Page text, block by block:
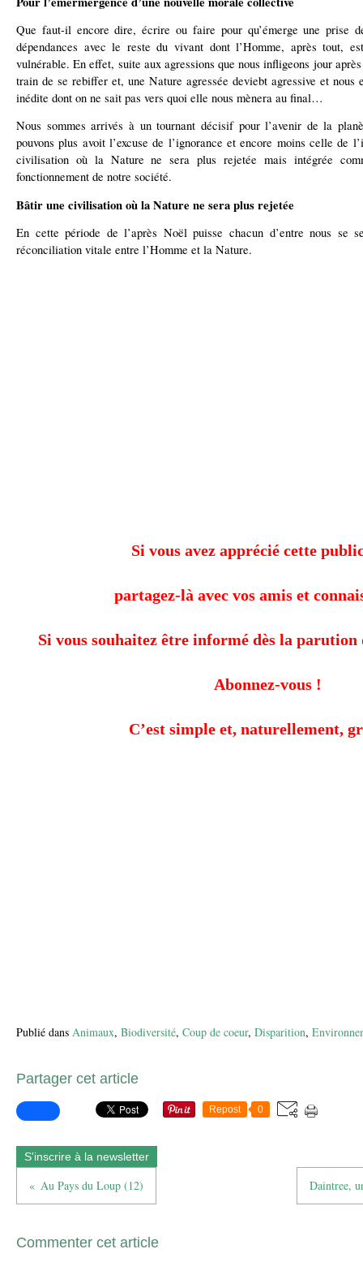
Que faut-il encore dire, écrire ou faire pour qu’émerge une prise
dépendances avec le reste du vivant dont l’Homme, après tout,
vulnérable. En effet, suite aux agressions que nous infligeons jour
train de se rebiffer et, une Nature agressée deviebt agressive et nous
inédite dont on ne sait pas vers quoi elle nous mènera au final…
Nous sommes arrivés à un tournant décisif pour l’avenir de la
pouvons plus avoit l’excuse de l’ignorance et encore moins celle de
civilisation où la Nature ne sera plus rejetée mais intégrée
fonctionnement de notre société.
Bâtir une civilisation où la Nature ne sera plus rejetée
En cette période de l’après Noël puisse chacun d’entre nous se
réconciliation vitale entre l’Homme et la Nature.
Si vous avez apprécié cette
partagez-là avec vos amis et
Si vous souhaitez être informé dès la
Abonnez-vous !
C’est simple et, naturellement,
Publié dans Animaux, Biodiversité, Coup de coeur, Disparition,
Partager cet article
Repost 0
S'inscrire à la newsletter
Au Pays du Loup (12) Daintree,
Commenter cet article